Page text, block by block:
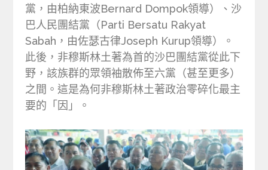
黨，由柏納東波Bernard Dompok領導）、沙
巴人民團結黨（Parti Bersatu Rakyat
Sabah，由佐瑟古律Joseph Kurup領導）。
此後，非穆斯林土著為首的沙巴團結黨從此下
野，該族群的眾領袖散佈至六黨（甚至更多）
之間。這是為何非穆斯林土著政治零碎化最主
要的「因」。